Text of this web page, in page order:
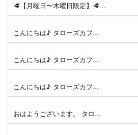
🥩【月曜日〜木曜日限定】🥩...
こんにちは♪ タローズカフ...
こんにちは♪ タローズカフ...
こんにちは♪ タローズカフ...
おはようございます。 タロ...